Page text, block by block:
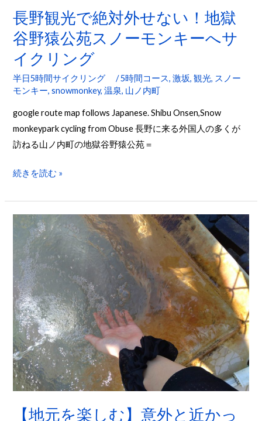
長野観光で絶対外せない！地獄
谷野猿公苑スノーモンキーへサ
イクリング
半日5時間サイクリング /5時間コース,激坂,観光, スノー
モンキー,snowmonkey,温泉, 山ノ内町
google route map follows Japanese. Shibu Onsen,Snow
monkeypark cycling from Obuse 長野に来る外国人の多くが
訪ねる山ノ内町の地獄谷野猿公苑＝
せ
な
い！
地
獄
谷
猿
ス
ー
モ
ー
へ
サ
イ
ク
リ
ン
グ
続きを読む »
【地元を楽しむ】意外と近かっ
【地
を
楽
し
む】
意
外
と
近
か
た！